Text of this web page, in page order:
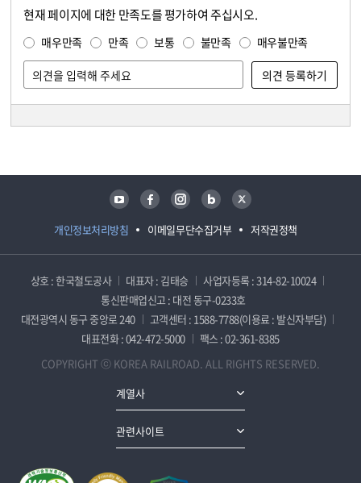
현재 페이지에 대한 만족도를 평가하여 주십시오.
매우만족 만족 보통 불만족 매우불만족
개인정보처리방침 이메일무단수집거부 저작권정책
유튜브 페이스북 인스타그램 블로그 트위터
상호 : 한국철도공사 대표자 : 김태승
사업자등록 : 314-82-10024
통신판매업신고 : 대전 동구-0233호
대전광역시 동구 중앙로 240
고객센터 : 1588-7788(이용료 : 발신자부담)
대표전화 : 042-472-5000
팩스 : 02-361-8385
COPYRIGHT ⓒ KOREA RAILROAD. ALL RIGHTS RESERVED.
계열사
관련사이트